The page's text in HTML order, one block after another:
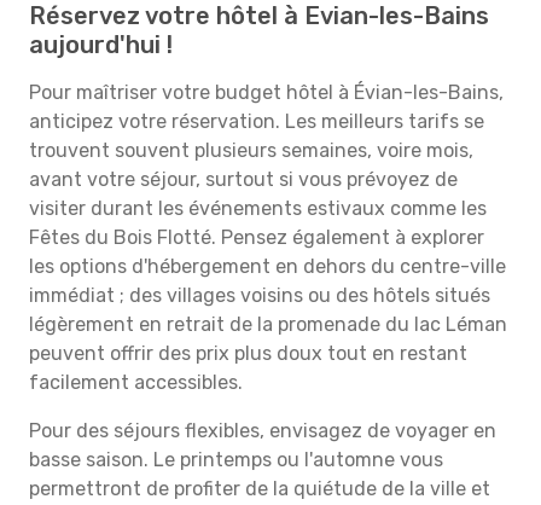
Réservez votre hôtel à Evian-les-Bains
aujourd'hui !
Pour maîtriser votre budget hôtel à Évian-les-Bains,
anticipez votre réservation. Les meilleurs tarifs se
trouvent souvent plusieurs semaines, voire mois,
avant votre séjour, surtout si vous prévoyez de
visiter durant les événements estivaux comme les
Fêtes du Bois Flotté. Pensez également à explorer
les options d'hébergement en dehors du centre-ville
immédiat ; des villages voisins ou des hôtels situés
légèrement en retrait de la promenade du lac Léman
peuvent offrir des prix plus doux tout en restant
facilement accessibles.
Pour des séjours flexibles, envisagez de voyager en
basse saison. Le printemps ou l'automne vous
permettront de profiter de la quiétude de la ville et